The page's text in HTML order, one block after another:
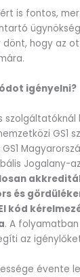
is fontos,
dönt, hogy az
igényelni?
szolgáltatóknál
GS1
Jogalany-
és
kód
. A
az
évente